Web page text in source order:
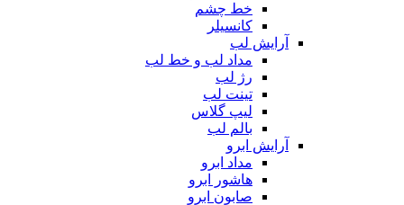
خط چشم
کانسیلر
آرایش لب
مداد لب و خط لب
رژ لب
تینت لب
لیپ گلاس
بالم لب
آرایش ابرو
مداد ابرو
هاشور ابرو
صابون ابرو